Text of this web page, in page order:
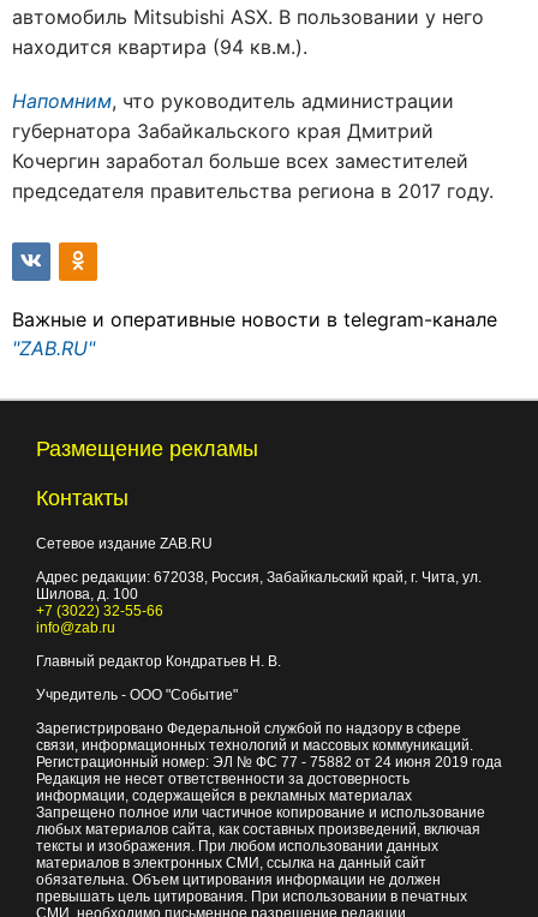
автомобиль Mitsubishi ASX. В пользовании у него
находится квартира (94 кв.м.).
Напомним, что руководитель администрации
губернатора Забайкальского края Дмитрий
Кочергин заработал больше всех заместителей
председателя правительства региона в 2017 году.
Важные и оперативные новости в telegram-канале
"ZAB.RU"
Размещение рекламы
Контакты
Сетевое издание ZAB.RU
Адрес редакции: 672038, Россия, Забайкальский край, г. Чита, ул.
Шилова, д. 100
+7 (3022) 32-55-66
info@zab.ru
Главный редактор Кондратьев Н. В.
Учредитель - ООО "Событие"
Зарегистрировано Федеральной службой по надзору в сфере
связи, информационных технологий и массовых коммуникаций.
Регистрационный номер: ЭЛ № ФС 77 - 75882 от 24 июня 2019 года
Редакция не несет ответственности за достоверность
информации, содержащейся в рекламных материалах
Запрещено полное или частичное копирование и использование
любых материалов сайта, как составных произведений, включая
тексты и изображения. При любом использовании данных
материалов в электронных СМИ, ссылка на данный сайт
обязательна. Объем цитирования информации не должен
превышать цель цитирования. При использовании в печатных
СМИ, необходимо письменное разрешение редакции.